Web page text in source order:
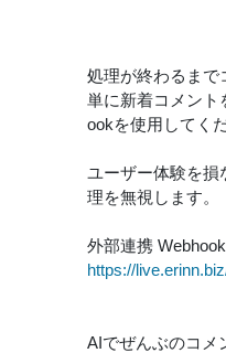
処理が終わるまで
単に新着コメント
ookを使用してく
ユーザー体験を損
理を無視します。
外部連携 Webhook
https://
AIでぜんぶのコメ